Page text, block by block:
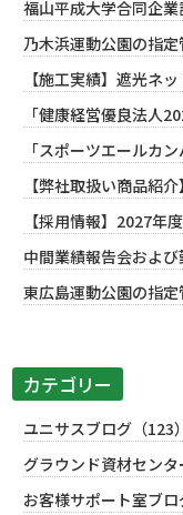
福山平成大学合同企
乃木浜運動公園の指
【施工実績】遮光ネ
「健康経営優良法人
「スポーツエールカ
【弊社取扱い商品紹
【採用情報】2027年
中間業績報告会およ
東広島運動公園の指
カテゴリー
ユニサスブログ（123）
グラウンド資材センタ
お客様サポート室ブロ